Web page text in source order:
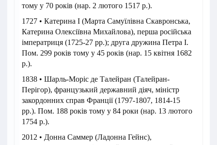
тому у 70 років (нар. 2 лютого 1517 р.).
1727 • Катерина I (Марта Самуїлівна Скавронська,
Катерина Олексіївна Михайлова), перша російська
імператриця (1725-27 рр.); друга дружина Петра I.
Пом. 299 років тому у 45 років (нар. 15 квітня 1682
р.).
1838 • Шарль-Моріс де Талейран (Талейран-
Перігор), французький державний діяч, міністр
закордонних справ Франції (1797-1807, 1814-15
рр.). Пом. 188 років тому у 84 роки (нар. 13 лютого
1754 р.).
2012 • Донна Саммер (Ладонна Гейнс),